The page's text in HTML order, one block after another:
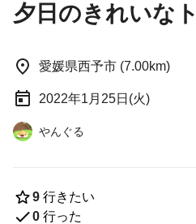
夕日のきれいな
愛媛県西予市 (7.00km)
2022年1月25日(火)
やんぐる
9 行きたい
0 行った